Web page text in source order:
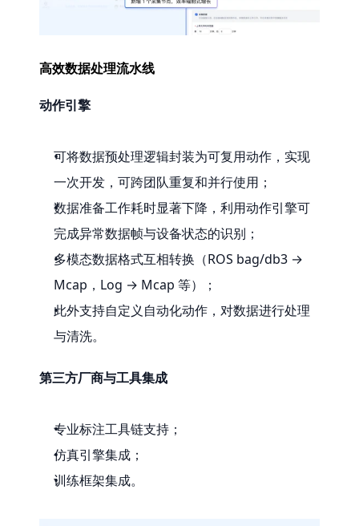
高效数据处理流水线
动作引擎
可将数据预处理逻辑封装为可复用动作，实现
一次开发，可跨团队重复和并行使用；
数据准备工作耗时显著下降，利用动作引擎可
完成异常数据帧与设备状态的识别；
多模态数据格式互相转换（ROS bag/db3 →
Mcap，Log → Mcap 等）；
此外支持自定义自动化动作，对数据进行处理
与清洗。
第三方厂商与工具集成
专业标注工具链支持；
仿真引擎集成；
训练框架集成。